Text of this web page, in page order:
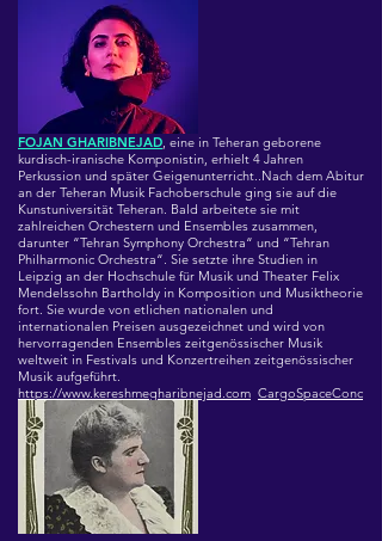
FOJAN GHARIBNEJAD, eine in Teheran geborene
kurdisch-iranische Komponistin, erhielt 4 Jahren
Perkussion und später Geigenunterricht..Nach dem Abitur
an der Teheran Musik Fachoberschule ging sie auf die
Kunstuniversität Teheran. Bald arbeitete sie mit
zahlreichen Orchestern und Ensembles zusammen,
darunter “Tehran Symphony Orchestra“ und “Tehran
Philharmonic Orchestra“. Sie setzte ihre Studien in
Leipzig an der Hochschule für Musik und Theater Felix
Mendelssohn Bartholdy in Komposition und Musiktheorie
fort. Sie wurde von etlichen nationalen und
internationalen Preisen ausgezeichnet und wird von
hervorragenden Ensembles zeitgenössischer Musik
weltweit in Festivals und Konzertreihen zeitgenössischer
Musik aufgeführt.
https://www.kereshmegharibnejad.com CargoSpaceConc
erts